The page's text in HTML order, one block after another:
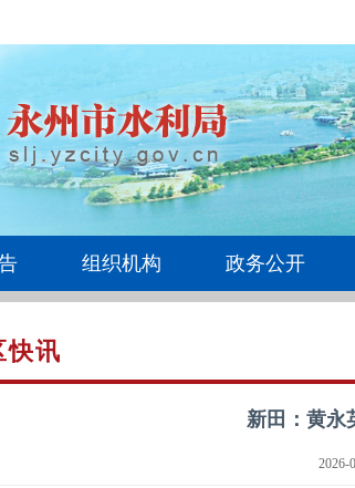
组织机构 政务公开
快讯
新田：黄永
2026-